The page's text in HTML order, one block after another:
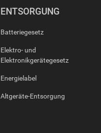
ENTSORGUNG
Batteriegesetz
Elektro- und
Elektronikgerätegesetz
Energielabel
Altgeräte-Entsorgung